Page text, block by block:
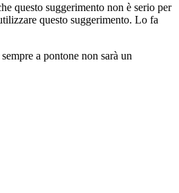
questo suggerimento non è serio per
questo suggerimento. Lo fa
a pontone non sarà un